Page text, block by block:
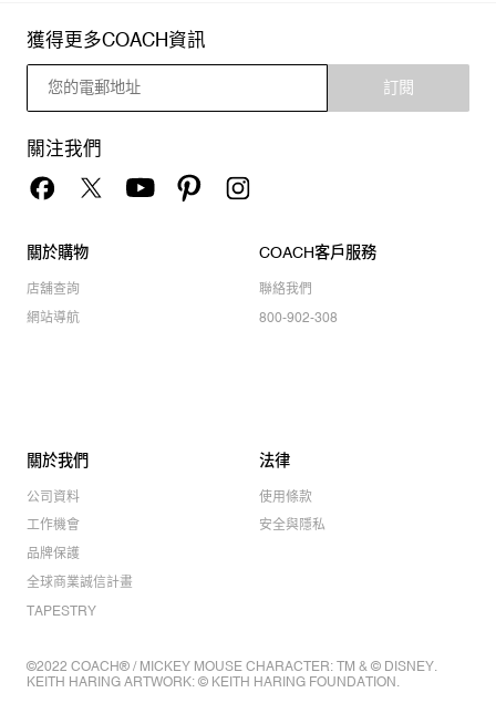
獲得更多COACH資訊
訂閱
關注我們
關於購物
店舖查詢
網站導航
COACH客戶服務
聯絡我們
800-902-308
關於我們
公司資料
工作機會
品牌保護
全球商業誠信計畫
TAPESTRY
法律
使用條款
安全與隱私
©2022 COACH® / MICKEY MOUSE CHARACTER: TM & © DISNEY.
KEITH HARING ARTWORK: © KEITH HARING FOUNDATION.